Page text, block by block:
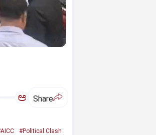
ಅ Share
#Political Clash